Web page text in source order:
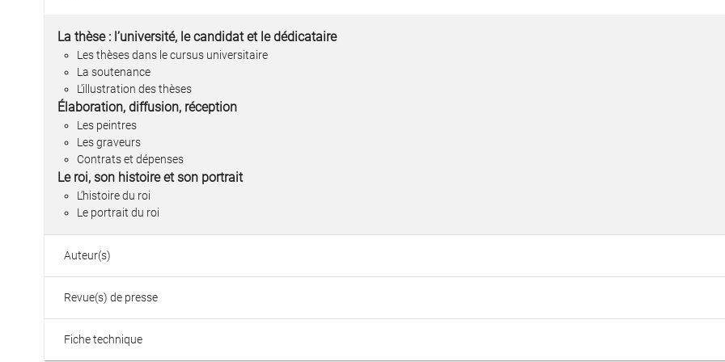
La thèse : l’université, le candidat et le dédicataire
Les thèses dans le cursus universitaire
La soutenance
L’illustration des thèses
Élaboration, diffusion, réception
Les peintres
Les graveurs
Contrats et dépenses
Le roi, son histoire et son portrait
L’histoire du roi
Le portrait du roi
Auteur(s)
Revue(s) de presse
Fiche technique